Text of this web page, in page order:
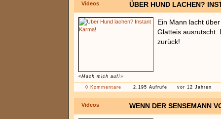
Videos ÜBER HUND LACHEN?
«Mach mich auf!»
Ein Mann lacht
Glatteis ausrutscht.
zurück!
0 Kommentare 2.195 Aufrufe vor 12 Jahren
Videos WENN DER SENSEMANN